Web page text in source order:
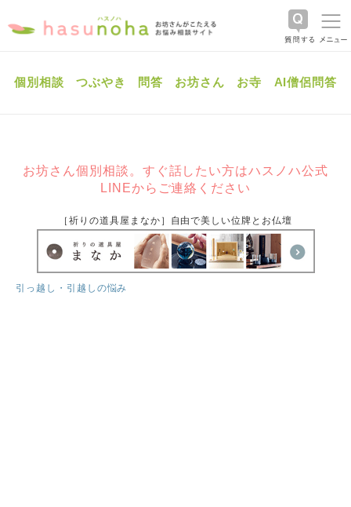
個別相談 つぶやき 問答 お坊さん お寺 AI僧侶問答
お坊さん個別相談。すぐ話したい方はハスノハ公式
LINEからご連絡ください
［祈りの道具屋まなか］自由で美しい位牌とお仏壇
引っ越し・引越しの悩み